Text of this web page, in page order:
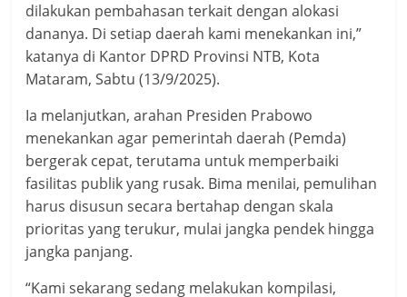
dilakukan pembahasan terkait dengan alokasi
dananya. Di setiap daerah kami menekankan ini,”
katanya di Kantor DPRD Provinsi NTB, Kota
Mataram, Sabtu (13/9/2025).
Ia melanjutkan, arahan Presiden Prabowo
menekankan agar pemerintah daerah (Pemda)
bergerak cepat, terutama untuk memperbaiki
fasilitas publik yang rusak. Bima menilai, pemulihan
harus disusun secara bertahap dengan skala
prioritas yang terukur, mulai jangka pendek hingga
jangka panjang.
“Kami sekarang sedang melakukan kompilasi,